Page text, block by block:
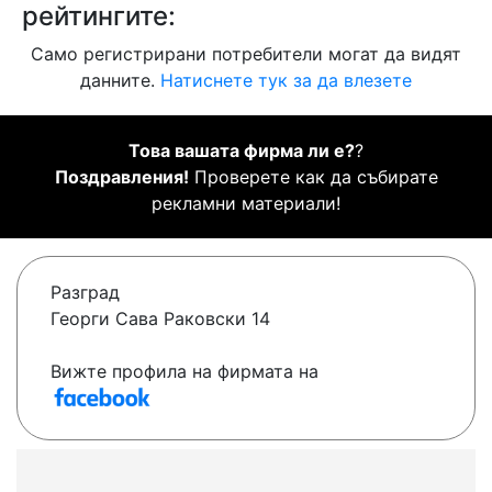
рейтингите:
Само регистрирани потребители могат да видят
данните. Натиснете тук за да влезете
Това вашата фирма ли е??
Поздравления! Проверете как да събирате
рекламни материали!
Разград
Георги Сава Раковски 14
Вижте профила на фирмата на